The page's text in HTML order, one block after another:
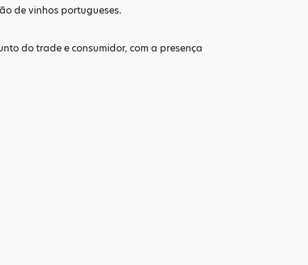
de vinhos portugueses.
do trade e consumidor, com a presença